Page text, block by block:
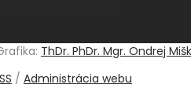
ThDr. PhDr. Mgr. Ondrej
/ Administrácia webu